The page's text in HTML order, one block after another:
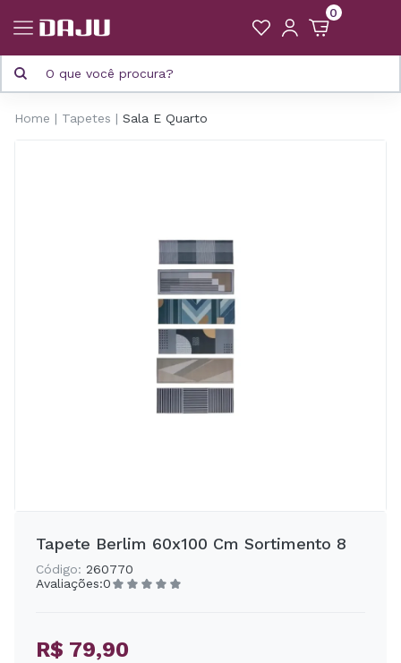
0
Home Tapetes Sala E Quarto
Tapete Berlim 60x100 Cm Sortimento 8
Código: 260770
Avaliações:0
R$ 79,90